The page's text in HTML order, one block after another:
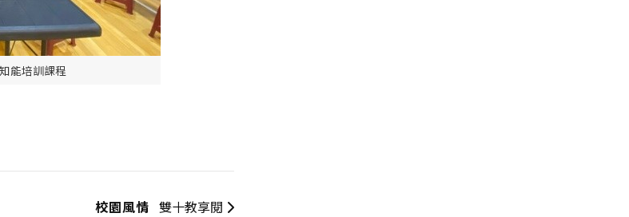
能培訓課程
校園風情 雙十教享閱